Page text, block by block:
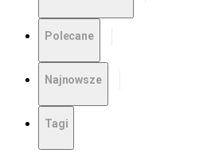
Polecane
Najnowsze
Tagi